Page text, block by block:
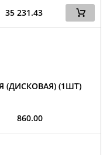
35 231.43
(ДИСКОВАЯ) (1ШТ)
860.00